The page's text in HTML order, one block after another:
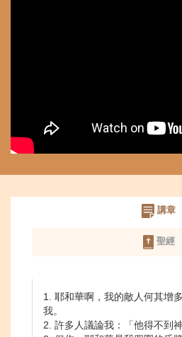
講章
聖經
1. 耶和華啊，我的敵人何其增
我。
2. 許多人議論我：「他得不到